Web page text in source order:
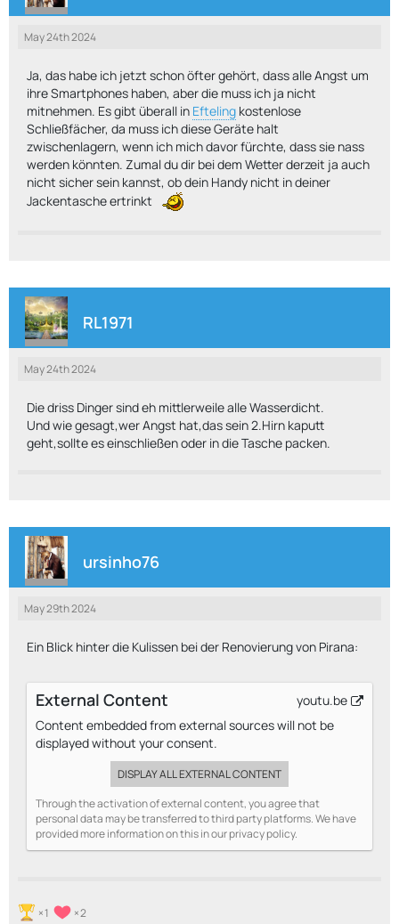
May 24th 2024
Ja, das habe ich jetzt schon öfter gehört, dass alle Angst um
ihre Smartphones haben, aber die muss ich ja nicht
mitnehmen. Es gibt überall in Efteling kostenlose
Schließfächer, da muss ich diese Geräte halt
zwischenlagern, wenn ich mich davor fürchte, dass sie nass
werden könnten. Zumal du dir bei dem Wetter derzeit ja auch
nicht sicher sein kannst, ob dein Handy nicht in deiner
Jackentasche ertrinkt
RL1971
May 24th 2024
Die driss Dinger sind eh mittlerweile alle Wasserdicht.
Und wie gesagt,wer Angst hat,das sein 2.Hirn kaputt
geht,sollte es einschließen oder in die Tasche packen.
ursinho76
May 29th 2024
Ein Blick hinter die Kulissen bei der Renovierung von Pirana:
External Content
youtu.be
Content embedded from external sources will not be
displayed without your consent.
DISPLAY ALL EXTERNAL CONTENT
Through the activation of external content, you agree that
personal data may be transferred to third party platforms. We have
provided more information on this in our privacy policy.
1 2